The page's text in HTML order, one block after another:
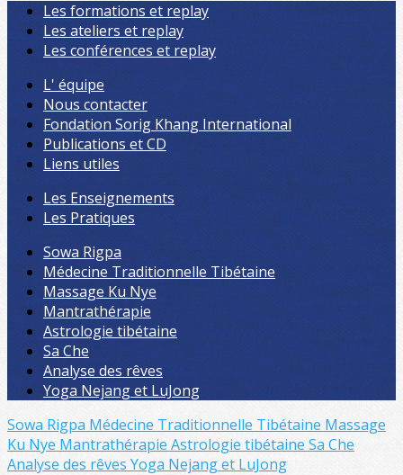
Les formations et replay
Les ateliers et replay
Les conférences et replay
L' équipe
Nous contacter
Fondation Sorig Khang International
Publications et CD
Liens utiles
Les Enseignements
Les Pratiques
Sowa Rigpa
Médecine Traditionnelle Tibétaine
Massage Ku Nye
Mantrathérapie
Astrologie tibétaine
Sa Che
Analyse des rêves
Yoga Nejang et LuJong
Sowa Rigpa Médecine Traditionnelle Tibétaine Massage
Ku Nye Mantrathérapie Astrologie tibétaine Sa Che
Analyse des rêves Yoga Nejang et LuJong